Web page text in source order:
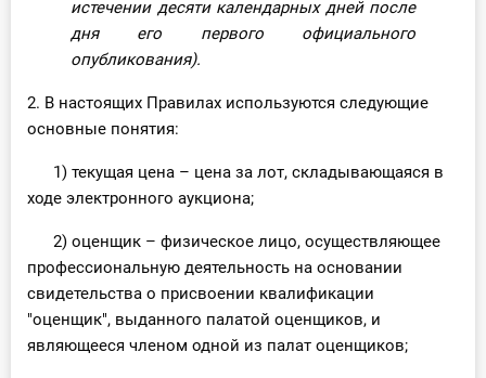
истечении десяти календарных дней после
дня его первого официального
опубликования).
2. В настоящих Правилах используются следующие
основные понятия:
1) текущая цена – цена за лот, складывающаяся в
ходе электронного аукциона;
2) оценщик – физическое лицо, осуществляющее
профессиональную деятельность на основании
свидетельства о присвоении квалификации
"оценщик", выданного палатой оценщиков, и
являющееся членом одной из палат оценщиков;